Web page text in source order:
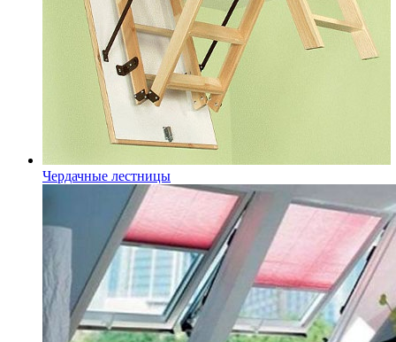
Чердачные лестницы